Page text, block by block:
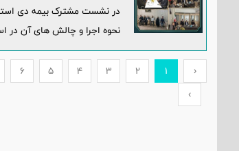
در نشست مشترک بیمه دی
نحوه اجرا و چالش های آن در
‹
1
2
3
4
5
6
›